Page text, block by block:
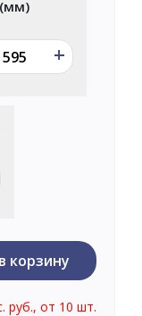
(мм)
+
в корзину
руб., от 10 шт.